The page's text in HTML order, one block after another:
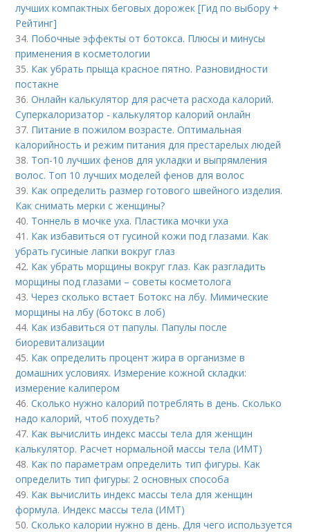
лучших компактных беговых дорожек [Гид по выбору +
Рейтинг]
34. Побочные эффекты от ботокса. Плюсы и минусы
применения в косметологии
35. Как убрать прыща красное пятно. Разновидности
постакне
36.Онлайн калькулятор для расчета расхода калорий.
Суперкалоризатор - калькулятор калорий онлайн
37. Питание в пожилом возрасте. Оптимальная
калорийность и режим питания для престарелых людей
38. Топ-10 лучших фенов для укладки и выпрямления
волос. Топ 10 лучших моделей фенов для волос
39. Как определить размер готового швейного изделия.
Как снимать мерки с женщины?
40. Тоннель в мочке уха. Пластика мочки уха
41. Как избавиться от гусиной кожи под глазами. Как
убрать гусиные лапки вокруг глаз
42. Как убрать морщины вокруг глаз. Как разгладить
морщины под глазами – советы косметолога
43.Через сколько встает Ботокс на лбу. Мимические
морщины на лбу (ботокс в лоб)
44. Как избавиться от папулы. Папулы после
биоревитализации
45. Как определить процент жира в организме в
домашних условиях. Измерение кожной складки:
измерение калипером
46.Сколько нужно калорий потреблять в день. Сколько
надо калорий, чтоб похудеть?
47. Как вычислить индекс массы тела для женщин
калькулятор. Расчет нормальной массы тела (ИМТ)
48. Как по параметрам определить тип фигуры. Как
определить тип фигуры: 2 основных способа
49. Как вычислить индекс массы тела для женщин
формула. Индекс массы тела (ИМТ)
50.Сколько калории нужно в день. Для чего используется